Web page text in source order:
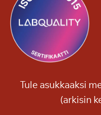
Tule asukkaaksi
(arkisin